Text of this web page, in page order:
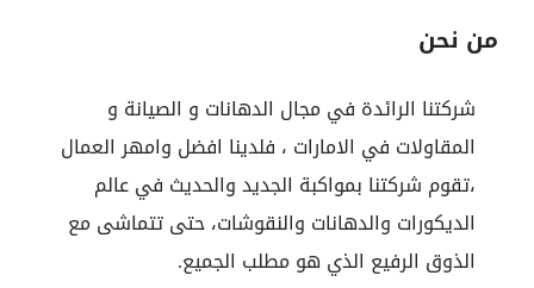
من نحن
شركتنا الرائدة في مجال الدهانات و الصيانة و
المقاولات في الامارات ، فلدينا افضل وامهر العمال
،تقوم شركتنا بمواكبة الجديد والحديث في عالم
الديكورات والدهانات والنقوشات، حتى تتماشى مع
الذوق الرفيع الذي هو مطلب الجميع.